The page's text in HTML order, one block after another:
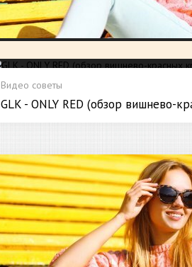
Видео советы
GLK - ONLY RED (обзор вишнево-